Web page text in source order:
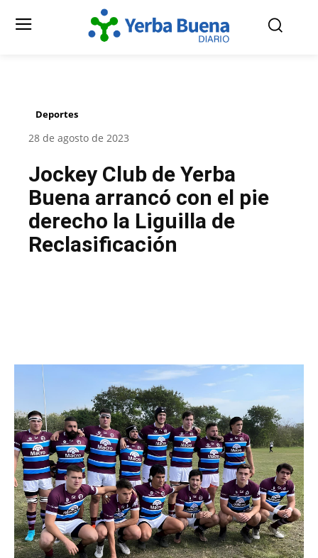
Deportes
28 de agosto de 2023
Jockey Club de Yerba
Buena arrancó con el pie
derecho la Liguilla de
Reclasificación